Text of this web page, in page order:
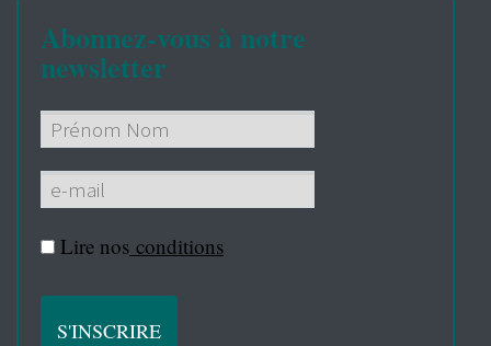
Abonnez-vous à notre
newsletter
Lire nos conditions